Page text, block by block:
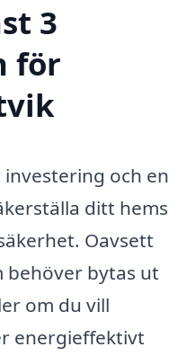
3
för
och en
ditt hems
Oavsett
behöver bytas ut
om du vill
energieffektivt